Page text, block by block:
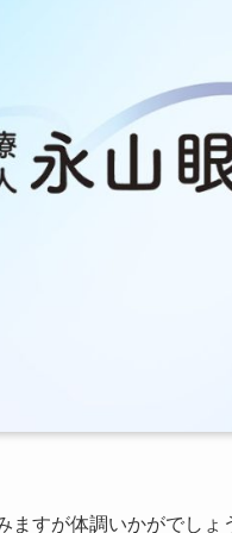
ますが体調いかがでしょ